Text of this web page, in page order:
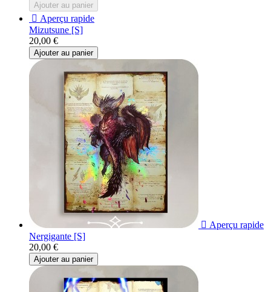
Ajouter au panier
 Aperçu rapide
Mizutsune [S]
20,00 €
Ajouter au panier
 Aperçu rapide
Nergigante [S]
20,00 €
Ajouter au panier